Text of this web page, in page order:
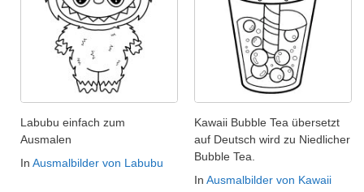
Labubu einfach zum
Ausmalen
In Ausmalbilder von Labubu
Kawaii Bubble Tea übersetzt
auf Deutsch wird zu Niedlicher
Bubble Tea.
In Ausmalbilder von Kawaii